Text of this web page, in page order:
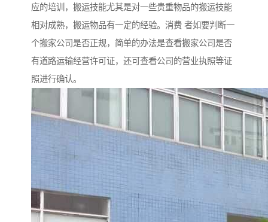
应的培训，搬运技能尤其是对一些贵重物品的搬运技能
相对成熟，搬运物品有一定的经验。消费 者如要判断一
个搬家公司是否正规，简单的办法是查看搬家公司是否
有道路运输经营许可证，还可查看公司的营业执照等证
照进行确认。